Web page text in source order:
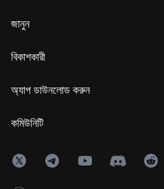
জানুন
বিকাশকারী
অ্যাপ ডাউনলোড করুন
কমিউনিটি